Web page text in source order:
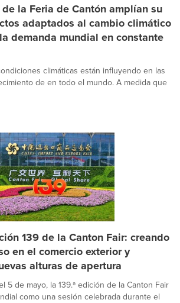
la Feria de Cantón amplían su
adaptados al cambio climático
demanda mundial en constante
climáticas están influyendo en las
de en todo el mundo. A medida que
139 de la Canton Fair: creando
en el comercio exterior y
alturas de apertura
5 de mayo, la 139.ª edición de la Canton Fair
como una sesión celebrada durante el